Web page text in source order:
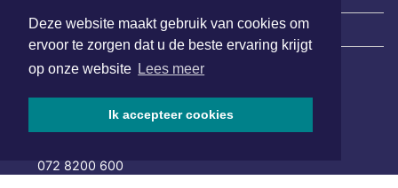
Deze website maakt gebruik van cookies om
ervoor te zorgen dat u de beste ervaring krijgt
op onze website Lees meer
Ik accepteer cookies
| Nieuws | Sport | Evenementen
Hoofdvestiging:
van Benthuizenlaan 1
1701 BZ Heerhugowaard
072 8200 600